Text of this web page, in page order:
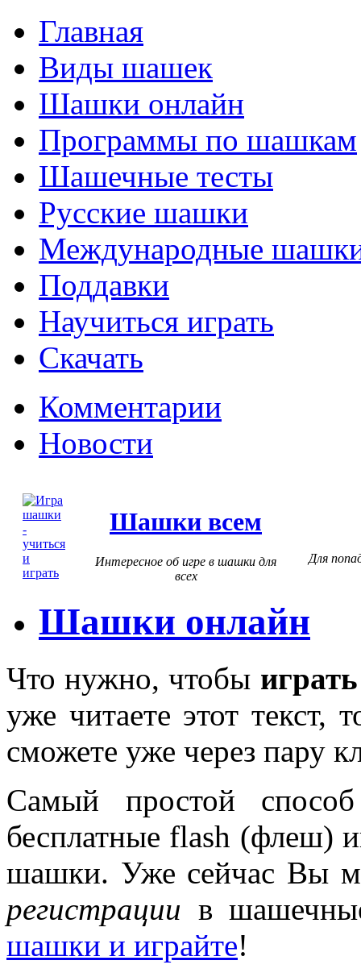
Главная
Виды шашек
Шашки онлайн
Программы по шашкам
Шашечные тесты
Русские шашки
Международные
Поддавки
Научиться играть
Скачать
Комментарии
Новости
Шашки всем
Интересное об игре в шашки для
всех
Для
Шашки онлайн
Что нужно, чтобы
уже читаете этот текст,
сможете уже через пару
Самый простой
бесплатные flash (флеш)
шашки. Уже сейчас Вы
регистрации в
шашки и играйте!